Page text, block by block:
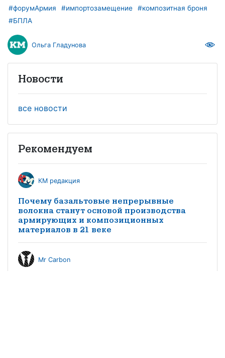
#форумАрмия
#импортозамещение
#композитная броня
#БПЛА
Ольга Гладунова
Новости
все новости
Рекомендуем
КМ редакция
Почему базальтовые непрерывные
волокна станут основой производства
армирующих и композиционных
материалов в 21 веке
Mr Carbon